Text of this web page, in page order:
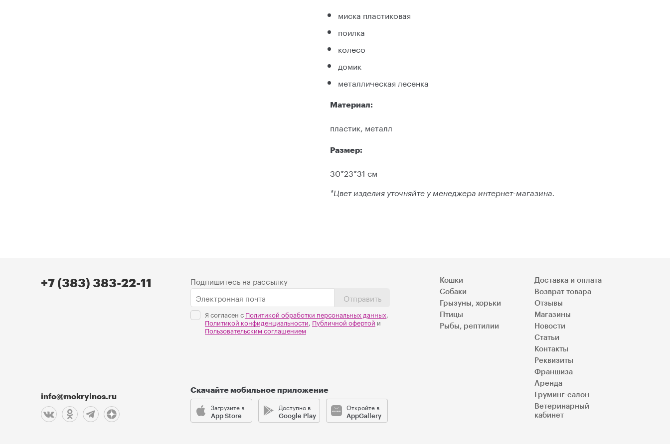
миска пластиковая
поилка
колесо
домик
металлическая лесенка
Материал:
пластик, металл
Размер:
30*23*31 см
*Цвет изделия уточняйте у менеджера интернет-магазина.
+7 (383) 383-22-11
info@mokryinos.ru
Подпишитесь на рассылку
Отправить
Я согласен с Политикой обработки персональных данных
Политикой конфиденциальности,Публичной офертойи
Пользовательским соглашением
Скачайте мобильное приложение
Загрузите в
App Store
Доступно в
Google Play
Откройте в
AppGallery
Кошки
Собаки
Грызуны, хорьки
Птицы
Рыбы, рептилии
Доставка и оплата
Возврат товара
Отзывы
Магазины
Новости
Статьи
Контакты
Реквизиты
Франшиза
Аренда
Груминг-салон
Ветеринарный
кабинет